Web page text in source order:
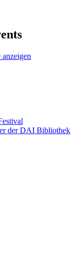
der DAI Bibliothek